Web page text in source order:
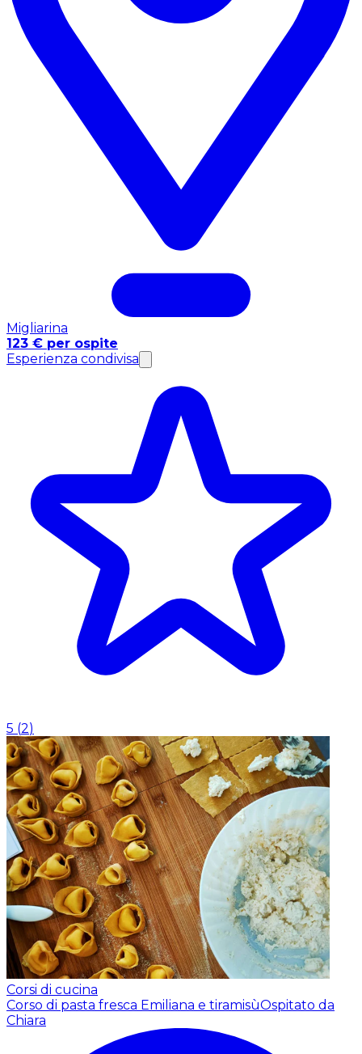
Migliarina
123 € per ospite
Esperienza condivisa
5 (2)
Corsi di cucina
Corso di pasta fresca Emiliana e tiramisùOspitato da
Chiara